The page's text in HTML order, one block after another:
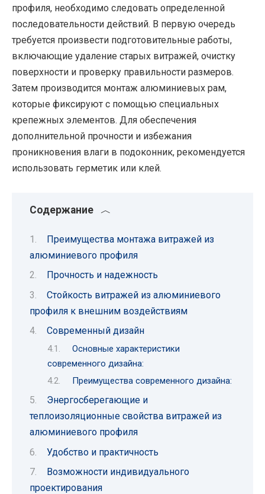
профиля, необходимо следовать определенной
последовательности действий. В первую очередь
требуется произвести подготовительные работы,
включающие удаление старых витражей, очистку
поверхности и проверку правильности размеров.
Затем производится монтаж алюминиевых рам,
которые фиксируют с помощью специальных
крепежных элементов. Для обеспечения
дополнительной прочности и избежания
проникновения влаги в подоконник, рекомендуется
использовать герметик или клей.
Содержание
Преимущества монтажа витражей из
алюминиевого профиля
Прочность и надежность
Стойкость витражей из алюминиевого
профиля к внешним воздействиям
Современный дизайн
Основные характеристики
современного дизайна:
Преимущества современного дизайна:
Энергосберегающие и
теплоизоляционные свойства витражей из
алюминиевого профиля
Удобство и практичность
Возможности индивидуального
проектирования